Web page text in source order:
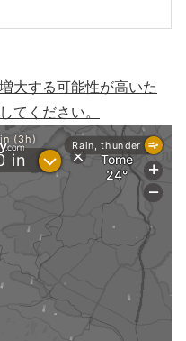
大する可能性が高いた
てください。